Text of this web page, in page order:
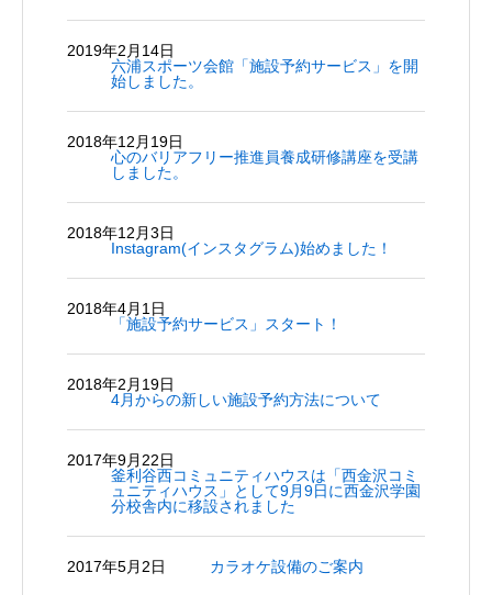
2019年2月14日
六浦スポーツ会館「施設予約サービス」を開
始しました。
2018年12月19日
心のバリアフリー推進員養成研修講座を受講
しました。
2018年12月3日
Instagram(インスタグラム)始めました！
2018年4月1日
「施設予約サービス」スタート！
2018年2月19日
4月からの新しい施設予約方法について
2017年9月22日
釜利谷西コミュニティハウスは「西金沢コミ
ュニティハウス」として9月9日に西金沢学園
分校舎内に移設されました
2017年5月2日 カラオケ設備のご案内